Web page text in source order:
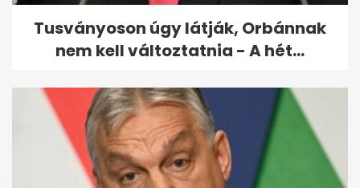
Tusványoson úgy látják, Orbánnak
nem kell változtatnia - A hét...